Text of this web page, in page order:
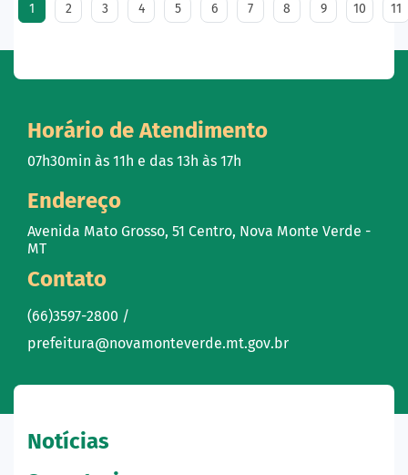
1 2 3 4 5 6 7 8 9 10 11
Horário de Atendimento
07h30min às 11h e das 13h às 17h
Endereço
Avenida Mato Grosso, 51 Centro, Nova Monte Verde -
MT
Contato
(66)3597-2800 /
prefeitura@novamonteverde.mt.gov.br
Notícias